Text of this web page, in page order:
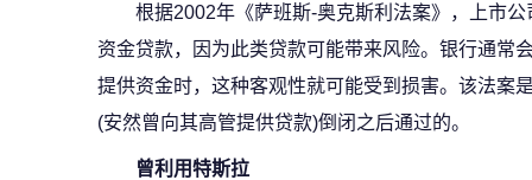
根据2002年《萨班斯-奥克斯利法案》，上市
资金贷款，因为此类贷款可能带来风险。银行通常
提供资金时，这种客观性就可能受到损害。该法案
(安然曾向其高管提供贷款)倒闭之后通过的。
曾利用特斯拉